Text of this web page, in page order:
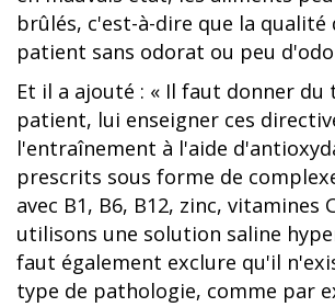
brûlés, c'est-à-dire que la qualité
patient sans odorat ou peu
Et il a ajouté : « Il faut donner du
patient, lui enseigner ces
l'entraînement à l'aide
prescrits sous forme de
avec B1, B6, B12, zinc, vitamines
utilisons une solution saline
faut également exclure qu'il
type de pathologie, comme par